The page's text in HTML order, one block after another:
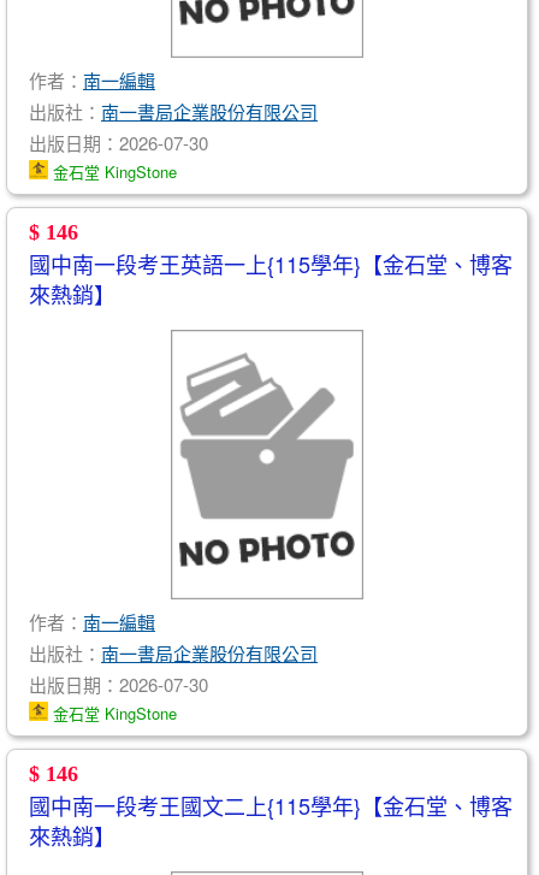
作者： 南一編輯
出版社： 南一書局企業股份有限公司
出版日期：2026-07-30
金石堂 KingStone
$ 146
國中南一段考王英語一上{115學年}【金石堂、博客
來熱銷】
作者： 南一編輯
出版社： 南一書局企業股份有限公司
出版日期：2026-07-30
金石堂 KingStone
$ 146
國中南一段考王國文二上{115學年}【金石堂、博客
來熱銷】